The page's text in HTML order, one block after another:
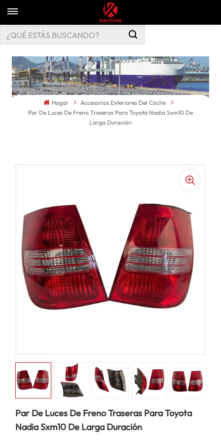
Hogar
Accesorios Exteriores Del Coche
Par De Luces De Freno Traseras Para Toyota Nadia Sxm10 De
Larga Duración
Par De Luces De Freno Traseras Para Toyota
Nadia Sxm10 De Larga Duración